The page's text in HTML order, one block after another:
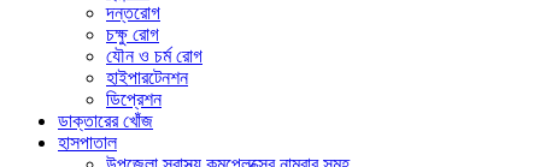
দন্তরোগ
চক্ষু রোগ
যৌন ও চর্ম রোগ
হাইপারটেনশন
ডিপ্রেশন
ডাক্তারের খোঁজ
হাসপাতাল